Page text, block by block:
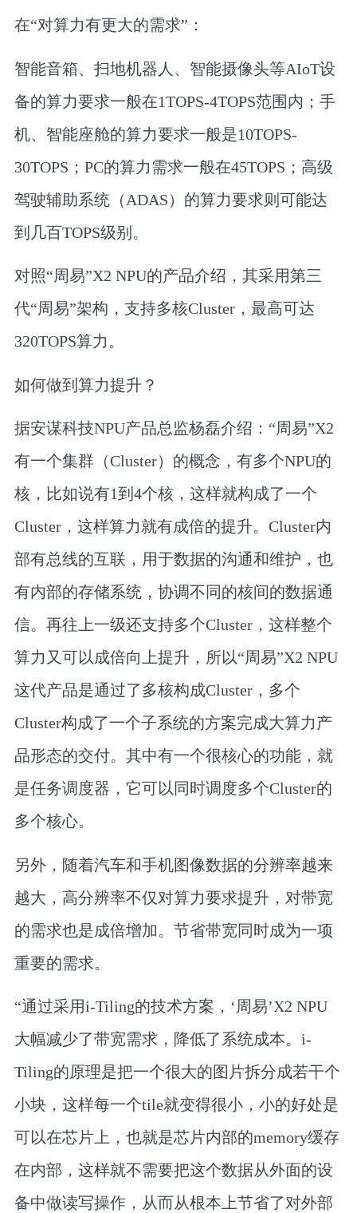
在“对算力有更大的需求”：
智能音箱、扫地机器人、智能摄像头等AIoT设
备的算力要求一般在1TOPS-4TOPS范围内；手
机、智能座舱的算力要求一般是10TOPS-
30TOPS；PC的算力需求一般在45TOPS；高级
驾驶辅助系统（ADAS）的算力要求则可能达
到几百TOPS级别。
对照“周易”X2 NPU的产品介绍，其采用第三
代“周易”架构，支持多核Cluster，最高可达
320TOPS算力。
如何做到算力提升？
据安谋科技NPU产品总监杨磊介绍：“周易”X2
有一个集群（Cluster）的概念，有多个NPU的
核，比如说有1到4个核，这样就构成了一个
Cluster，这样算力就有成倍的提升。Cluster内
部有总线的互联，用于数据的沟通和维护，也
有内部的存储系统，协调不同的核间的数据通
信。再往上一级还支持多个Cluster，这样整个
算力又可以成倍向上提升，所以“周易”X2 NPU
这代产品是通过了多核构成Cluster，多个
Cluster构成了一个子系统的方案完成大算力产
品形态的交付。其中有一个很核心的功能，就
是任务调度器，它可以同时调度多个Cluster的
多个核心。
另外，随着汽车和手机图像数据的分辨率越来
越大，高分辨率不仅对算力要求提升，对带宽
的需求也是成倍增加。 节省带宽同时成为一项
重要的需求。
“通过采用i-Tiling的技术方案，‘周易’X2 NPU
大幅减少了带宽需求，降低了系统成本。i-
Tiling的原理是把一个很大的图片拆分成若干个
小块，这样每一个tile就变得很小，小的好处是
可以在芯片上，也就是芯片内部的memory缓存
在内部，这样就不需要把这个数据从外面的设
备中做读写操作，从而从根本上节省了对外部